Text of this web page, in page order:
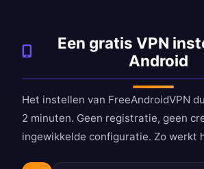
Een gratis VPN
Android
Het instellen van FreeAndroidVPN
2 minuten. Geen registratie, geen
ingewikkelde configuratie. Zo werkt